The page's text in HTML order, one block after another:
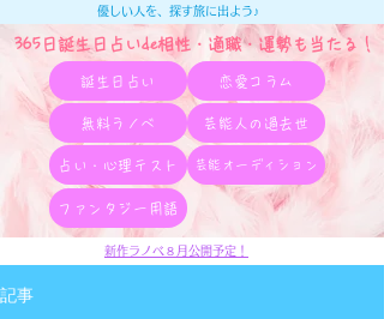
365日誕生日占いde相性・適職・​運勢も当たる！
優しい人を、探す旅に出よう♪
誕生日占い 恋愛コラム
無料ラノベ 芸能人の過去世
占い・心理テスト 芸能オーディション
ファンタジー用語
新作ラノベ８月公開予定！
記事